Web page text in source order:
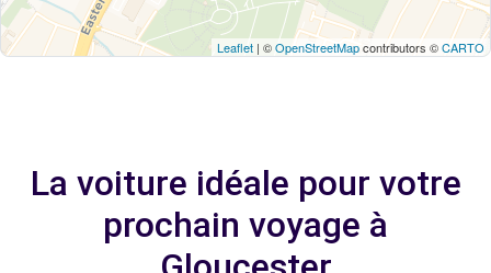
Leaflet | ©OpenStreetMapcontributors ©CARTO
La voiture idéale pour votre
prochain voyage à